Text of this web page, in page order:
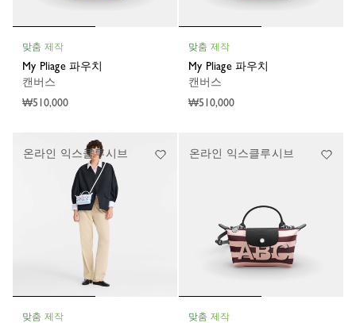
맞춤 제작
My Pliage 파우치
캔버스
₩510,000
맞춤 제작
My Pliage 파우치
캔버스
₩510,000
맞춤 제작
온라인 익스클루시브
맞춤 제작
온라인 익스클루시브